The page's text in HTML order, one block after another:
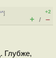
]
+2
+ / –
Глубже,